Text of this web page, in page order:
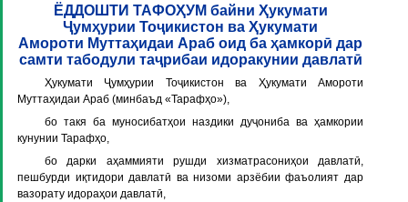
ЁДДОШТИ ТАФОҲУМ байни Ҳукумати
Ҷумҳурии Тоҷикистон ва Ҳукумати
Амороти Муттаҳидаи Араб оид ба ҳамкорӣ дар
самти табодули таҷрибаи идоракунии давлатӣ
Ҳукумати Ҷумҳурии Тоҷикистон ва Ҳукумати Амороти
Муттаҳидаи Араб (минбаъд «Тарафҳо»),
бо такя ба муносибатҳои наздики дуҷониба ва ҳамкории
кунунии Тарафҳо,
бо дарки аҳаммияти рушди хизматрасониҳои давлатӣ,
пешбурди иқтидори давлатӣ ва низоми арзёбии фаъолият дар
вазорату идораҳои давлатӣ,